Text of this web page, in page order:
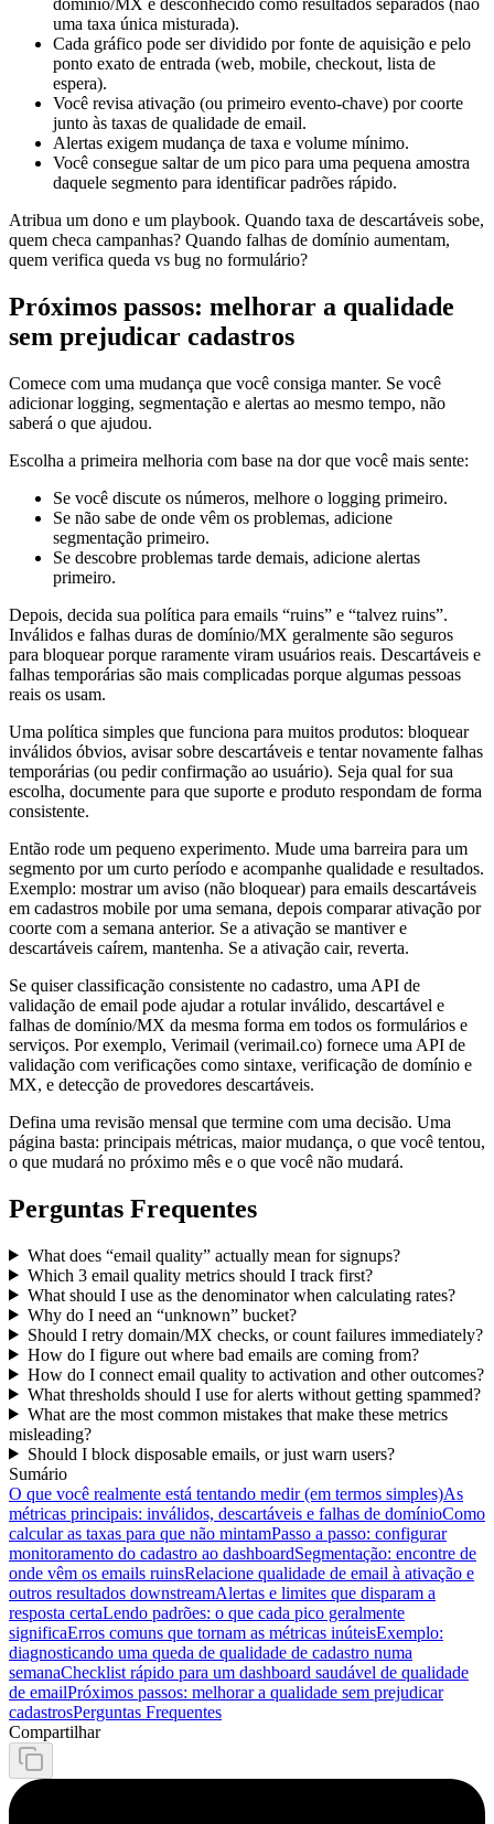
uma taxa única misturada).
Cada gráfico pode ser dividido por fonte de aquisição e pelo
ponto exato de entrada (web, mobile, checkout, lista de
espera).
Você revisa ativação (ou primeiro evento-chave) por coorte
junto às taxas de qualidade de email.
Alertas exigem mudança de taxa e volume mínimo.
Você consegue saltar de um pico para uma pequena amostra
daquele segmento para identificar padrões rápido.
Atribua um dono e um playbook. Quando taxa de descartáveis sobe,
quem checa campanhas? Quando falhas de domínio aumentam,
quem verifica queda vs bug no formulário?
Próximos passos: melhorar a qualidade
sem prejudicar cadastros
Comece com uma mudança que você consiga manter. Se você
adicionar logging, segmentação e alertas ao mesmo tempo, não
saberá o que ajudou.
Escolha a primeira melhoria com base na dor que você mais sente:
Se você discute os números, melhore o logging primeiro.
Se não sabe de onde vêm os problemas, adicione
segmentação primeiro.
Se descobre problemas tarde demais, adicione alertas
primeiro.
Depois, decida sua política para emails “ruins” e “talvez ruins”.
Inválidos e falhas duras de domínio/MX geralmente são seguros
para bloquear porque raramente viram usuários reais. Descartáveis e
falhas temporárias são mais complicadas porque algumas pessoas
reais os usam.
Uma política simples que funciona para muitos produtos: bloquear
inválidos óbvios, avisar sobre descartáveis e tentar novamente falhas
temporárias (ou pedir confirmação ao usuário). Seja qual for sua
escolha, documente para que suporte e produto respondam de forma
consistente.
Então rode um pequeno experimento. Mude uma barreira para um
segmento por um curto período e acompanhe qualidade e resultados.
Exemplo: mostrar um aviso (não bloquear) para emails descartáveis
em cadastros mobile por uma semana, depois comparar ativação por
coorte com a semana anterior. Se a ativação se mantiver e
descartáveis caírem, mantenha. Se a ativação cair, reverta.
Se quiser classificação consistente no cadastro, uma API de
validação de email pode ajudar a rotular inválido, descartável e
falhas de domínio/MX da mesma forma em todos os formulários e
serviços. Por exemplo, Verimail (verimail.co) fornece uma API de
validação com verificações como sintaxe, verificação de domínio e
MX, e detecção de provedores descartáveis.
Defina uma revisão mensal que termine com uma decisão. Uma
página basta: principais métricas, maior mudança, o que você tentou,
o que mudará no próximo mês e o que você não mudará.
Perguntas Frequentes
What does “email quality” actually mean for signups?
Which 3 email quality metrics should I track first?
What should I use as the denominator when calculating rates?
Why do I need an “unknown” bucket?
Should I retry domain/MX checks, or count failures immediately?
How do I figure out where bad emails are coming from?
How do I connect email quality to activation and other outcomes?
What thresholds should I use for alerts without getting spammed?
What are the most common mistakes that make these metrics
misleading?
Should I block disposable emails, or just warn users?
Sumário
O que você realmente está tentando medir (em termos simples)As
métricas principais: inválidos, descartáveis e falhas de domínioComo
calcular as taxas para que não mintamPasso a passo: configurar
monitoramento do cadastro ao dashboardSegmentação: encontre de
onde vêm os emails ruinsRelacione qualidade de email à ativação e
outros resultados downstreamAlertas e limites que disparam a
resposta certaLendo padrões: o que cada pico geralmente
significaErros comuns que tornam as métricas inúteisExemplo:
diagnosticando uma queda de qualidade de cadastro numa
semanaChecklist rápido para um dashboard saudável de qualidade
de emailPróximos passos: melhorar a qualidade sem prejudicar
cadastrosPerguntas Frequentes
Compartilhar